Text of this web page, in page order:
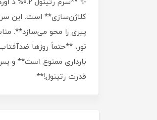
✨
کلاژن‌سازی** است. این
پیری را محو می‌سازد**.
قدرت رتینول!**